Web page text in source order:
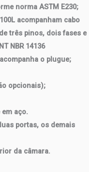
norma ASTM E230;
acompanham cabo
três pinos, dois fases e
NBR 14136
o plugue;
opcionais);
aço.
portas, os demais
da câmara.